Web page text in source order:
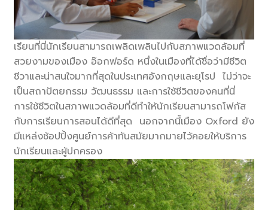
เรียนที่นี่นักเรียนสามารถเพลิดเพลินไปกับสภาพแวดล้อมที่
สวยงามของเมือง อ๊อกฟอร์ด หนึ่งในเมืองที่ได้ชื่อว่ามีชีวิต
ชีวาและน่าสนใจมากที่สุดในประเทศอังกฤษและยุโรป ไม่ว่าจะ
เป็นสถาปัตยกรรม วัฒนธรรม และการใช้ชีวิตของคนที่นี่
การใช้ชีวิตในสภาพแวดล้อมที่ดีทำให้นักเรียนสามารถโฟกัส
กับการเรียนการสอนได้ดีที่สุด นอกจากนี้เมือง Oxford ยัง
มีแหล่งช้อปปิ้งศูนย์การค้าทันสมัยมากมายไว้คอยให้บริการ
นักเรียนและผู้ปกครอง